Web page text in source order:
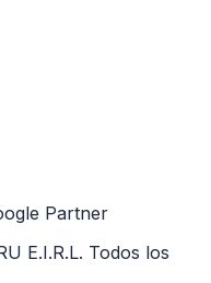
Partner
E.I.R.L. Todos los